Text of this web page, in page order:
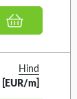
Hind
[EUR/m]